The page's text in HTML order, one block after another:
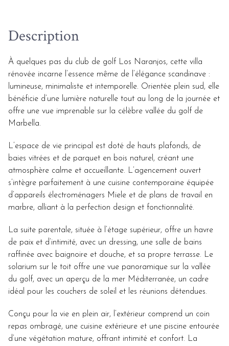
Description
À quelques pas du club de golf Los Naranjos, cette villa
rénovée incarne l’essence même de l’élégance scandinave :
lumineuse, minimaliste et intemporelle. Orientée plein sud, elle
bénéficie d’une lumière naturelle tout au long de la journée et
offre une vue imprenable sur la célèbre vallée du golf de
Marbella.
L’espace de vie principal est doté de hauts plafonds, de
baies vitrées et de parquet en bois naturel, créant une
atmosphère calme et accueillante. L’agencement ouvert
s’intègre parfaitement à une cuisine contemporaine équipée
d’appareils électroménagers Miele et de plans de travail en
marbre, alliant à la perfection design et fonctionnalité.
La suite parentale, située à l’étage supérieur, offre un havre
de paix et d’intimité, avec un dressing, une salle de bains
raffinée avec baignoire et douche, et sa propre terrasse. Le
solarium sur le toit offre une vue panoramique sur la vallée
du golf, avec un aperçu de la mer Méditerranée, un cadre
idéal pour les couchers de soleil et les réunions détendues.
Conçu pour la vie en plein air, l’extérieur comprend un coin
repas ombragé, une cuisine extérieure et une piscine entourée
d’une végétation mature, offrant intimité et confort. La